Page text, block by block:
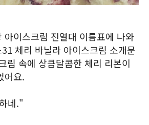
아이스크림 진열대 이름표에 나와
체리 바닐라 아이스크림 소개문
림 속에 상큼달콤한 체리 리본이
어요.
네."